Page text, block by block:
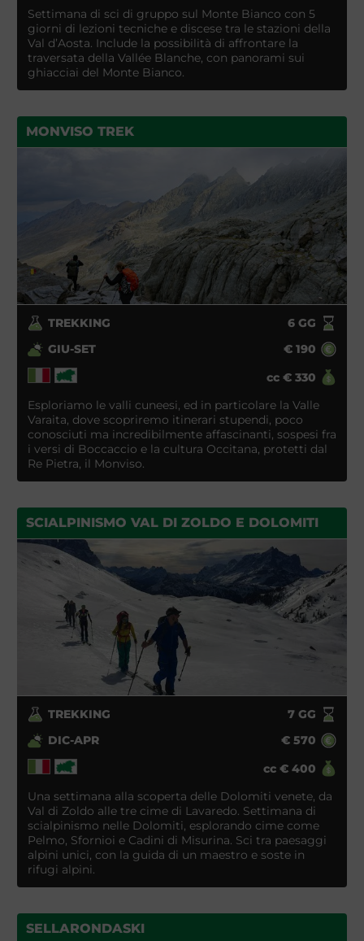
Settimana di sci di gruppo sul Monte Bianco con 5
giorni di lezioni tecniche e discese tra le stazioni della
Val d’Aosta. Include la possibilità di affrontare la
traversata della Vallée Blanche, con panorami sui
ghiacciai del Monte Bianco.
MONVISO TREK
TREKKING 6GG
GIU-SET
€ 190
cc € 330
Esploriamo le valli cuneesi, ed in particolare la Valle
Varaita, dove scopriremo itinerari stupendi, poco
conosciuti ma incredibilmente affascinanti, sospesi fra
i versi di Boccaccio e la cultura Occitana, protetti dal
Re Pietra, il Monviso.
SCIALPINISMO VAL DI ZOLDO E DOLOMITI
TREKKING 7GG
DIC-APR
€ 570
cc € 400
Una settimana alla scoperta delle Dolomiti venete, da
Val di Zoldo alle tre cime di Lavaredo. Settimana di
scialpinismo nelle Dolomiti, esplorando cime come
Pelmo, Sfornioi e Cadini di Misurina. Sci tra paesaggi
alpini unici, con la guida di un maestro e soste in
rifugi alpini.
SELLARONDASKI